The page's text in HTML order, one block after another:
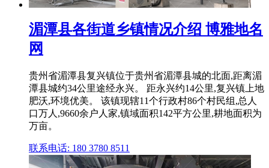
湄潭县各街道乡镇情况介绍 博雅地名
网
贵州省湄潭县复兴镇位于贵州省湄潭县城的北面,距离湄
潭县城约34公里途经永兴。 距永兴约14公里,复兴镇上地
肥沃,环境优美。 该镇现辖11个行政村86个村民组,总人
口万人,9660余户人家,镇域面积142平方公里,耕地面积为
万亩。
联系电话: 180 3780 8511